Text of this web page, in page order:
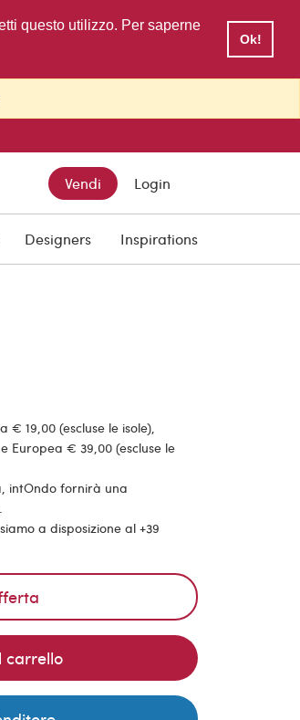
questo utilizzo. Per saperne
Ok!
Vendi Login
Designers Inspirations
19,00 (escluse le isole),
Europea € 39,00 (escluse le
intOndo fornirà una
a disposizione al +39
carrello